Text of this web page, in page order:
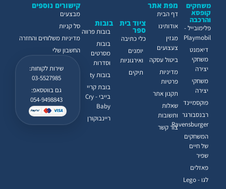
קישורים נוספים
מבצעים
סל קניות
מדיניות משלוחים והחזרה
החשבון שלי
שירות לקוחות:
03-5527985
גם בווטסאפ:
054-9498843
ציוד בית
ספר
כלי כתיבה
יומנים
ואירגוניות
תיקים
בובות
בובות פרווה
בובות
מסרטים
וסדרות
בובות ty
בובת קריי
בייבי - Cry
Baby
ריינבוקורן
משחקים
קופסא
והרכבה
פלימובייל -
Playmobil
דיאמנט
משחקי
יצירה
משחקי
יצירה
פוקסמיינד
רבנסבורגר
Ravensburger
המשחקים
של חיים
שפיר
פאזלים
לגו - Lego
מפת אתר
דף הבית
אודותינו
מגזין
צעצועים
ביטול עסקה
מדיניות
פרטיות
תקנון אתר
שאלות
ותשובות
צור קשר